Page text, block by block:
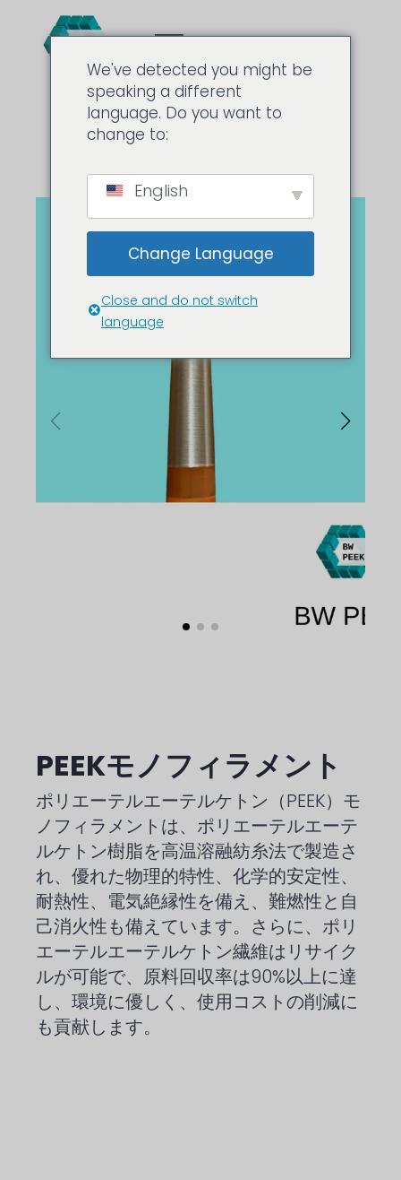
PEEKモノフィラメント
ポリエーテルエーテルケトン（PEEK）モ
ノフィラメントは、ポリエーテルエーテ
ルケトン樹脂を高温溶融紡糸法で製造さ
れ、優れた物理的特性、化学的安定性、
耐熱性、電気絶縁性を備え、難燃性と自
己消火性も備えています。さらに、ポリ
エーテルエーテルケトン繊維はリサイク
ルが可能で、原料回収率は90%以上に達
し、環境に優しく、使用コストの削減に
も貢献します。
We've detected you might be
speaking a different
language. Do you want to
change to:
English
Change Language
Close and do not switch
language